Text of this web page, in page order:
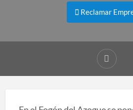
Reclamar